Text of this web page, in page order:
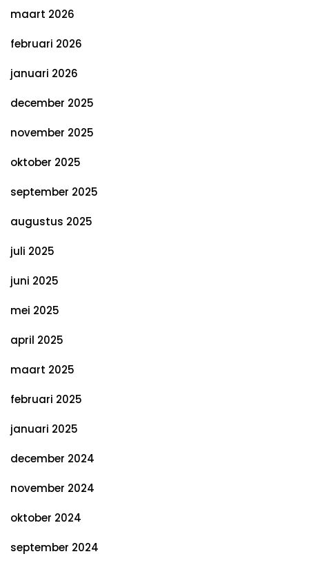
maart 2026
februari 2026
januari 2026
december 2025
november 2025
oktober 2025
september 2025
augustus 2025
juli 2025
juni 2025
mei 2025
april 2025
maart 2025
februari 2025
januari 2025
december 2024
november 2024
oktober 2024
september 2024